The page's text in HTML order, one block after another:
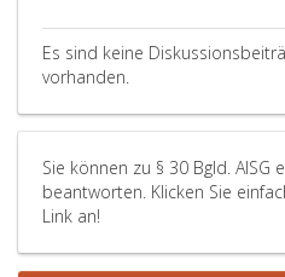
Es sind keine
vorhanden.
Sie können zu § 30 Bgld. AISG
beantworten. Klicken Sie
Link an!